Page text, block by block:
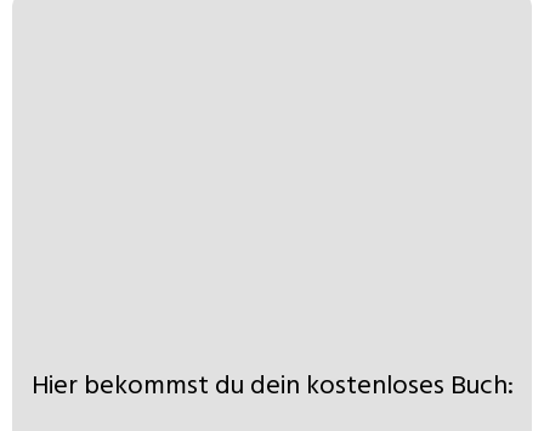
Hier bekommst du dein kostenloses Buch: